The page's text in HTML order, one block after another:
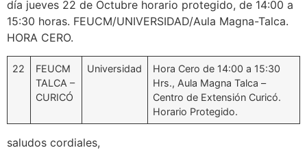
día jueves 22 de Octubre horario protegido, de 14:00 a
15:30 horas. FEUCM/UNIVERSIDAD/Aula Magna-Talca.
HORA CERO.
22
FEUCM
TALCA –
CURICÓ
Universidad
Hora Cero de 14:00 a 15:30
Hrs., Aula Magna Talca –
Centro de Extensión Curicó.
Horario Protegido.
saludos cordiales,